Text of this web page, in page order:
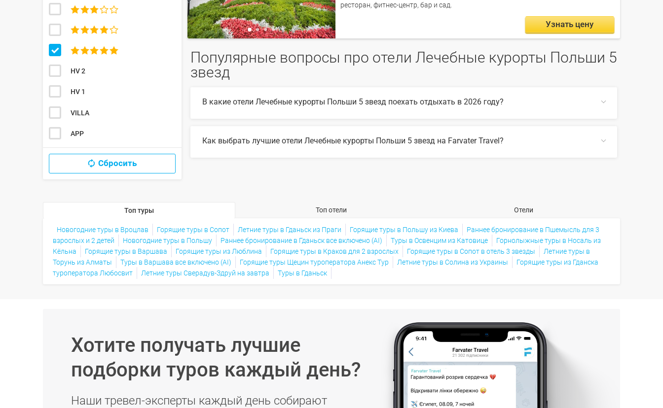



HV 2
HV 1
VILLA
APP
Сбросить
ресторан, фитнес-центр, бар и сад.
Узнать цену
Популярные вопросы про отели Лечебные курорты Польши 5
звезд
В какие отели Лечебные курорты Польши 5 звезд поехать отдыхать в 2026 году?
Как выбрать лучшие отели Лечебные курорты Польши 5 звезд на Farvater Travel?
Топ туры
Топ отели Отели
Новогодние туры в Вроцлав Горящие туры в Сопот Летние туры в Гданьск из Праги Горящие туры в Польшу из Киева
Раннее бронирование в Пшемысль для 3
взрослых и 2 детей
Новогодние туры в Польшу Раннее бронирование в Гданьск все включено (AI) Туры в Освенцим из Катовице
Горнолыжные туры в Носаль из
Кёльна
Горящие туры в Варшава Горящие туры из Люблина Горящие туры в Краков для 2 взрослых Горящие туры в Сопот в отель 3 звезды
Летние туры в
Торунь из Алматы
Туры в Варшава все включено (AI) Горящие туры Щецин туроператора Анекс Тур Летние туры в Солина из Украины
Горящие туры из Гданска
туроператора Любосвит
Летние туры Сверадув-Здруй на завтра Туры в Гданьск
Хотите получать лучшие
подборки туров каждый день?
Наши тревел-эксперты каждый день собирают